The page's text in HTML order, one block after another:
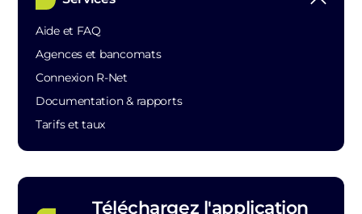
Aide et FAQ
Agences et bancomats
Connexion R-Net
Documentation & rapports
Tarifs et taux
Téléchargez l'application